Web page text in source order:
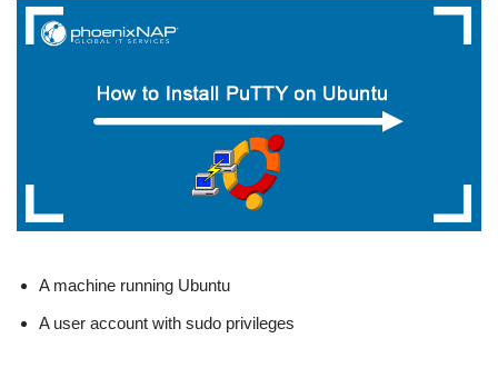
A machine running Ubuntu
A user account with sudo privileges